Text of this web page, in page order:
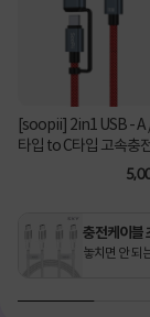
[soopii] 2in1 USB - A
타입 to C타입 고속충
이블 PD 100W S52C
충전케이블
놓치면 안 되